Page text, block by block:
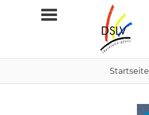
Startseite